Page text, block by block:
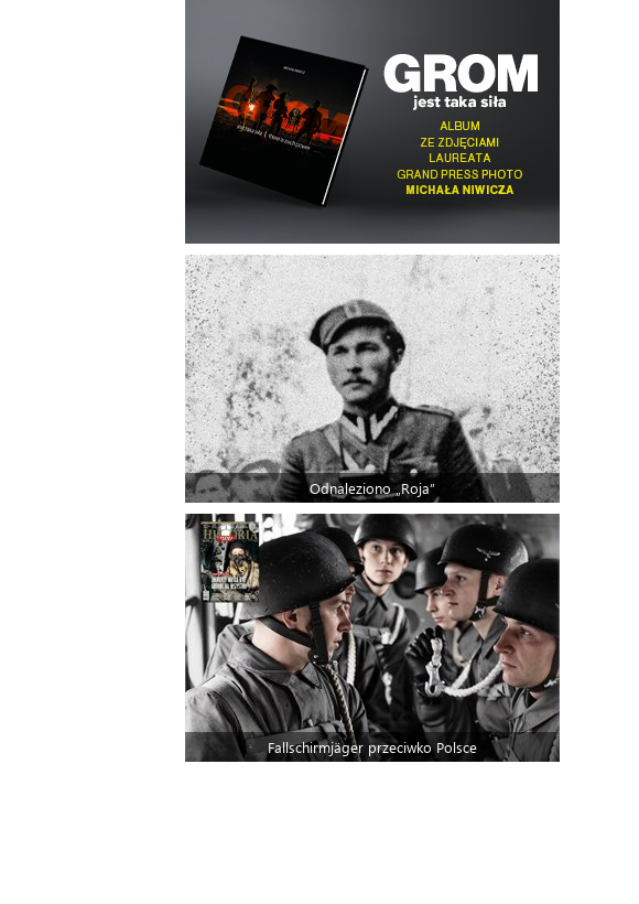
Odnaleziono „Roja”
Fallschirmjäger przeciwko Polsce